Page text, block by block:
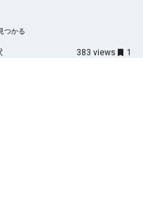
つかる
383 views 1